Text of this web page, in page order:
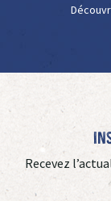
Recevez